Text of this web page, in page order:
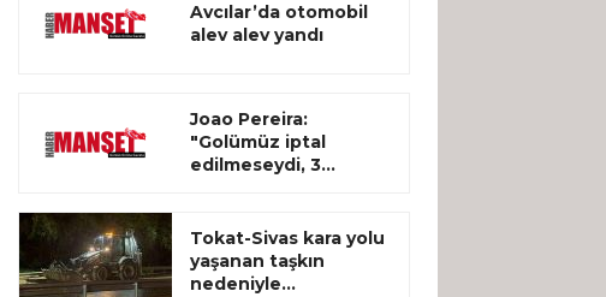
Avcılar’da otomobil
alev alev yandı
Joao Pereira:
"Golümüz iptal
edilmeseydi, 3...
Tokat-Sivas kara yolu
yaşanan taşkın
nedeniyle...